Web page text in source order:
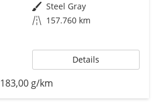
Außenfarbe Steel Gray
Kilometerstand 157.760 km
Details
183,00 g/km